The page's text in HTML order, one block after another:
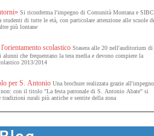
Si riconferma l'impegno di Comunità Montana e
di tutte le età, con particolare attenzione alle scuole
più lontane
scolastico Stasera alle 20 nell'auditorium
che frequentano la tera media e devono compiere la
2013/2014
per S. Antonio Una brochure realizzata grazie all'impegno
con il titolo "La festa patronale di S. Antonio Abate" si
tradizioni rurali più antiche e sentite della zona